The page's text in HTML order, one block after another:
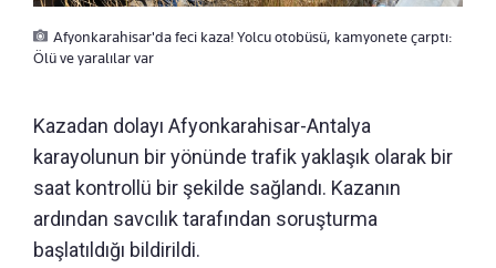
Afyonkarahisar'da feci kaza! Yolcu otobüsü, kamyonete çarptı:
Ölü ve yaralılar var
Kazadan dolayı Afyonkarahisar-Antalya
karayolunun bir yönünde trafik yaklaşık olarak bir
saat kontrollü bir şekilde sağlandı. Kazanın
ardından savcılık tarafından soruşturma
başlatıldığı bildirildi.